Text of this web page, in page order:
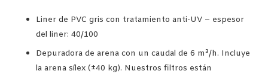
Liner de PVC gris con tratamiento anti-UV – espesor
del liner: 40/100
Depuradora de arena con un caudal de 6 m³/h. Incluye
la arena sílex (±40 kg). Nuestros filtros están